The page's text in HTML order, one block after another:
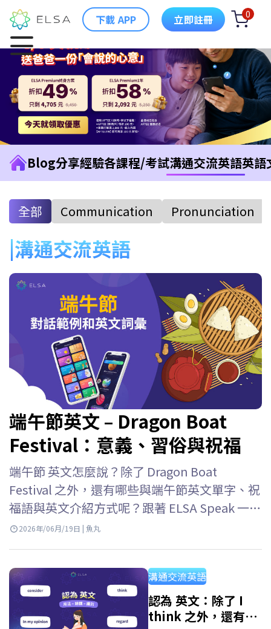
下載 APP 立即註冊 0
Blog分享經驗各課程/考試溝通交流英語英語
全部 Communication Pronunciation
溝通交流英語
端午節英文 – Dragon Boat
Festival：意義、習俗與祝福
端午節 英文怎麼說？除了 Dragon Boat
Festival 之外，還有哪些與端午節英文單字、祝
福語與英文介紹方式呢？跟著 ELSA Speak 一起
認識台灣端午節習俗與由來，並透過實用情境
常見英文名稱：Dragon Boat Festival（因划龍
舟活動而得名） 文化相關名稱：Duanwu…
2026年/06月/19日 | 魚丸
溝通交流英語
認為 英文：除了 I
think 之外，還有